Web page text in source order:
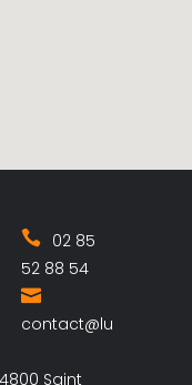
02 85
52 88 54
contact@lu
Saint